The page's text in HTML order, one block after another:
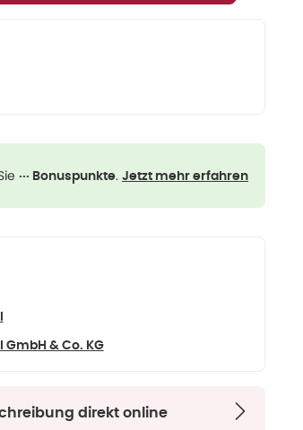
··· Bonuspunkte. Jetzt mehr erfahren
& Co. KG
direkt online